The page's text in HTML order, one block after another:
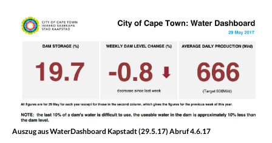
Auszug aus WaterDashboard Kapstadt (29.5.17) Abruf 4.6.17